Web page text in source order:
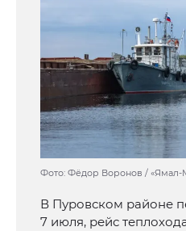
Фото: Фёдор Воронов / «Ямал-
В Пуровском районе
7 июля, рейс